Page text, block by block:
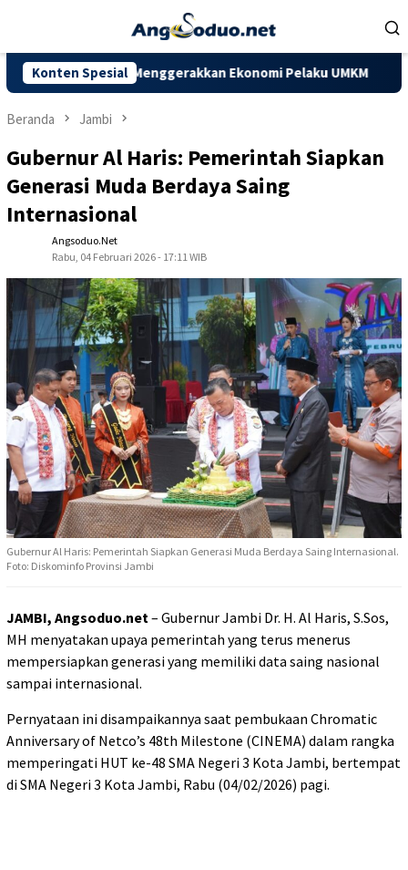
Konten Spesial
Menggerakkan Ekonomi Pelaku UMKM Dorong
Beranda Jambi
Gubernur Al Haris: Pemerintah Siapkan
Generasi Muda Berdaya Saing
Internasional
Angsoduo.net
Rabu, 04 Februari 2026 - 17:11 WIB
Gubernur Al Haris: Pemerintah Siapkan Generasi Muda Berdaya Saing Internasional.
Foto: Diskominfo Provinsi Jambi
JAMBI, Angsoduo.net – Gubernur Jambi Dr. H. Al Haris, S.Sos,
MH menyatakan upaya pemerintah yang terus menerus
mempersiapkan generasi yang memiliki data saing nasional
sampai internasional.
Pernyataan ini disampaikannya saat pembukaan Chromatic
Anniversary of Netco’s 48th Milestone (CINEMA) dalam rangka
memperingati HUT ke-48 SMA Negeri 3 Kota Jambi, bertempat
di SMA Negeri 3 Kota Jambi, Rabu (04/02/2026) pagi.